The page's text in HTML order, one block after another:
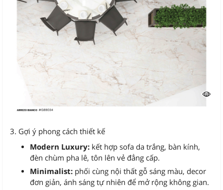
3. Gợi ý phong cách thiết kế
Modern Luxury: kết hợp sofa da trắng, bàn kính,
đèn chùm pha lê, tôn lên vẻ đẳng cấp.
Minimalist: phối cùng nội thất gỗ sáng màu, decor
đơn giản, ánh sáng tự nhiên để mở rộng không gian.